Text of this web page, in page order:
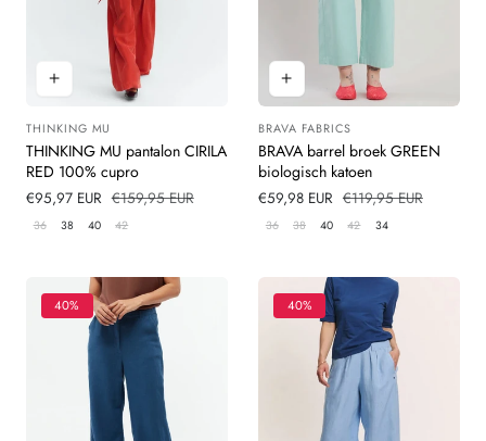
Leverancier:
THINKING MU
THINKING MU pantalon CIRILA
RED 100% cupro
Verkoopprijs
€95,97 EUR Normale
prijs
€159,95 EUR
36 38 40 42
Leverancier:
BRAVA FABRICS
BRAVA barrel broek GREEN
biologisch katoen
Verkoopprijs
€59,98 EUR Normale
prijs
€119,95 EUR
36 38 40 42 34
40% 40%